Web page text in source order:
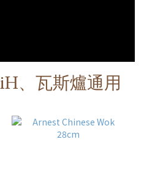
、瓦斯爐通用